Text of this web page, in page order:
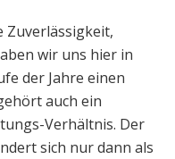
Zuverlässigkeit,
wir uns hier in
der Jahre einen
auch ein
Verhältnis. Der
sich nur dann als